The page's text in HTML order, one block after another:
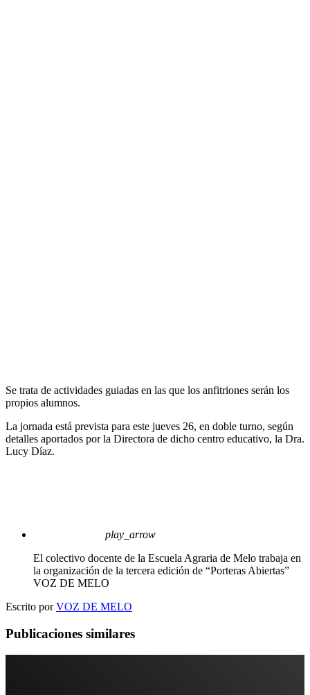
Se trata de actividades guiadas en las que los anfitriones serán los
propios alumnos.
La jornada está prevista para este jueves 26, en doble turno, según
detalles aportados por la Directora de dicho centro educativo, la Dra.
Lucy Díaz.
play_arrow
El colectivo docente de la Escuela Agraria de Melo trabaja en
la organización de la tercera edición de “Porteras Abiertas”
VOZ DE MELO
Escrito porVOZ DE MELO
Publicaciones similares